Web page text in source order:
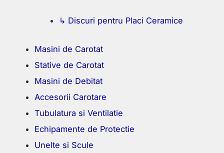
↳ Discuri pentru Placi Ceramice
Masini de Carotat
Stative de Carotat
Masini de Debitat
Accesorii Carotare
Tubulatura si Ventilatie
Echipamente de Protectie
Unelte si Scule